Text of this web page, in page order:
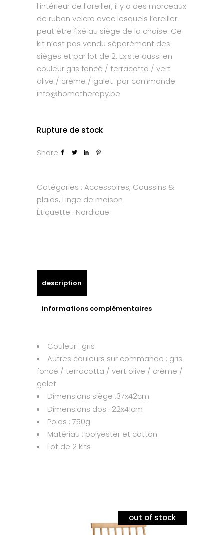
l’intérieur de l’oreiller, il y a des morceaux
de ruban velcro avec lesquels l’oreiller
peut être fixé au siège de la chaise. Ce
kit n’est pas vendu séparément des
sièges et par lot de 2. Existe aussi en
couleur gris foncé / terracotta / vert
olive / crème / galet par commande
info@hometherapy.be
Rupture de stock
Share:
Catégories : Accessoires, Coussins &
plaids, Linge de maison
Étiquette : Nordique
description
informations complémentaires
Couleur : gris
Autres couleurs sur commande : gris
foncé / terracotta / vert olive / crème /
galet
Dimensions siège :37x42cm
Dimensions dos : 22x41cm
Poids : 750g
Matériau : polyester et cotton
Lot de 2 kits
out of stock